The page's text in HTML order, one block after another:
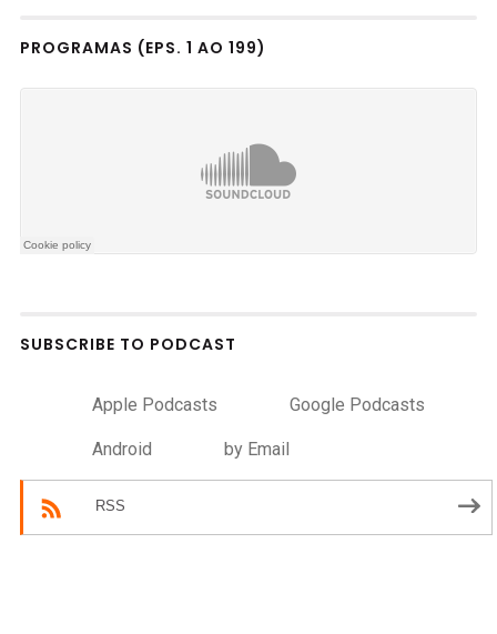
PROGRAMAS (EPS. 1 AO 199)
SUBSCRIBE TO PODCAST
Apple Podcasts Google Podcasts
Android by Email
RSS